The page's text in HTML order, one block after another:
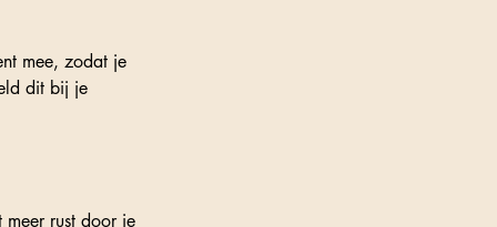
mee, zodat je
dit bij je
rust door je